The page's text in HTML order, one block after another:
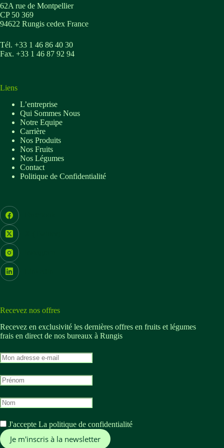
62A rue de Montpellier
CP 50 369
94622 Rungis cedex France
Tél. +33 1 46 86 40 30
Fax. +33 1 46 87 92 94
Liens
L’entreprise
Qui Sommes Nous
Notre Equipe
Carrière
Nos Produits
Nos Fruits
Nos Légumes
Contact
Politique de Confidentialité
Recevez nos offres
Recevez en exclusivité les dernières offres en fruits et légumes
frais en direct de nos bureaux à Rungis
M
o
a
r
e
s
e
e
M
o
p
é
n
o
m
M
o
n
o
m
J'accepte La politique de confidentialité